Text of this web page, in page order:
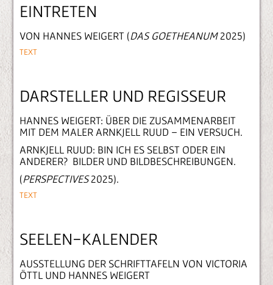
EINTRETEN
VON HANNES WEIGERT (DAS GOETHEANUM2025)
TEXT
DARSTELLER UND REGISSEUR
HANNES WEIGERT: ÜBER DIE ZUSAMMENARBEIT
MIT DEM MALER ARNKJELL RUUD – EIN VERSUCH.
ARNKJELL RUUD: BIN ICH ES SELBST ODER EIN
ANDERER? BILDER UND BILDBESCHREIBUNGEN.
(PERSPECTIVES2025).
TEXT
SEELEN-KALENDER
AUSSTELLUNG DER SCHRIFTTAFELN VON VICTORIA
ÖTTL UND HANNES WEIGERT